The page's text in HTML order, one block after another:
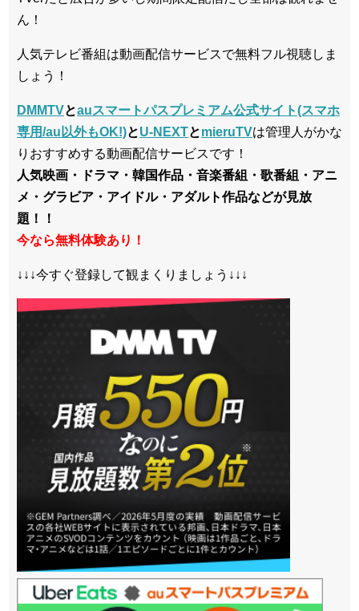
ん！
人気テレビ番組は動画配信サービスで無料フル視聴しま
しょう！
DMMTVとauスマートパスプレミアム公式サイト(スマホ
専用/au以外もOK!)とU-NEXTとmieruTVは管理人がかな
りおすすめする動画配信サービスです！
人気映画・ドラマ・韓国作品・音楽番組・歌番組・アニ
メ・グラビア・アイドル・アダルト作品などが見放
題！！
今なら無料体験あり！
↓↓↓今すぐ登録して観まくりましょう↓↓↓